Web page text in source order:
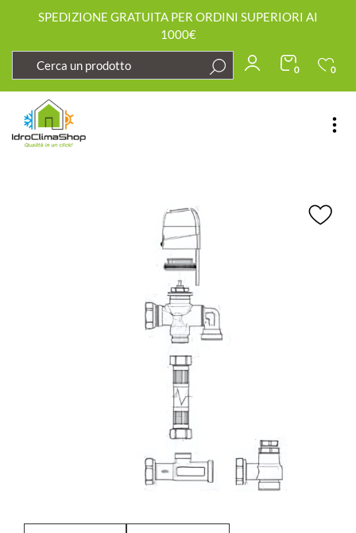
SPEDIZIONE GRATUITA PER ORDINI SUPERIORI AI
1000€
0 0